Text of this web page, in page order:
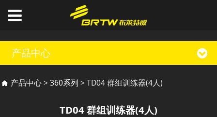
产品中心
TD04 群组训练器(4人)
产品中心>360系列 >TD04 群组训练器(4人)
TD04 群组训练器(4人)